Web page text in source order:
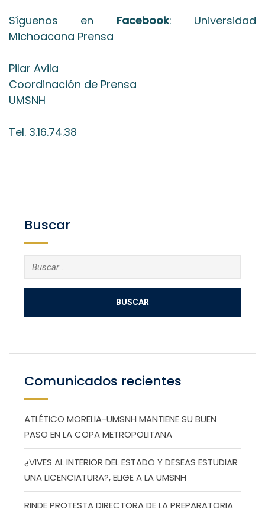
Síguenos en Facebook: Universidad
Michoacana Prensa
Pilar Avila
Coordinación de Prensa
UMSNH
Tel. 3.16.74.38
Buscar
Buscar:
Comunicados recientes
ATLÉTICO MORELIA-UMSNH MANTIENE SU BUEN
PASO EN LA COPA METROPOLITANA
¿VIVES AL INTERIOR DEL ESTADO Y DESEAS ESTUDIAR
UNA LICENCIATURA?, ELIGE A LA UMSNH
RINDE PROTESTA DIRECTORA DE LA PREPARATORIA